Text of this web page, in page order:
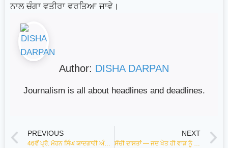
ਨਾਲ ਚੰਗਾ ਵਤੀਰਾ ਵਰਤਿਆ ਜਾਵੇ।
Author: DISHA DARPAN
Journalism is all about headlines and deadlines.
PREVIOUS
46ਵੇਂ ਪ੍ਰੋ. ਮੋਹਨ ਸਿੰਘ ਯਾਦਗਾਰੀ ਅੰਤਰ- ਰਾਸ਼ਟਰੀ ਸਭਿਆਚਾਰਕ ਮੇਲੇ ਵਿੱਚ ਪੰਜ ਸ਼ਖਸੀਅਤਾਂ ਦਾ ਸਨਮਾਨ-ਲੁਧਿਆਣਾ
NEXT
ਸੱਚੀ ਦਾਸਤਾਂ — ਜਦ ਖੇਤ ਹੀ ਵਾੜ ਨੂੰ ਖਾਣ ਲੱਗੇ